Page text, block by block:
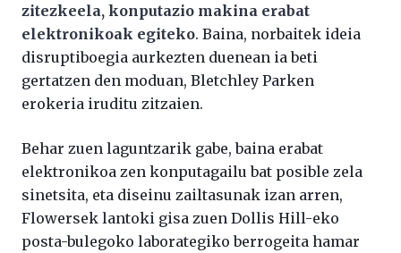
zitezkeela, konputazio makina erabat
elektronikoak egiteko. Baina, norbaitek ideia
disruptiboegia aurkezten duenean ia beti
gertatzen den moduan, Bletchley Parken
erokeria iruditu zitzaien.
Behar zuen laguntzarik gabe, baina erabat
elektronikoa zen konputagailu bat posible zela
sinetsita, eta diseinu zailtasunak izan arren,
Flowersek lantoki gisa zuen Dollis Hill-eko
posta-bulegoko laborategiko berrogeita hamar